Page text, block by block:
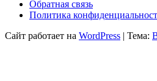
Обратная связь
Политика
Сайт работает на WordPress | Тема: